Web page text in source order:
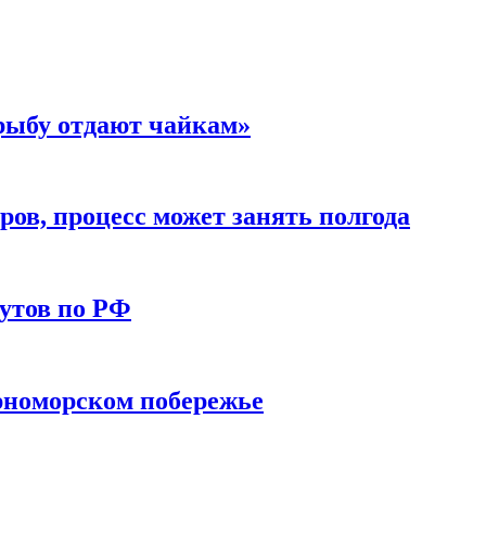
отдают чайкам»
процесс может занять полгода
по РФ
побережье